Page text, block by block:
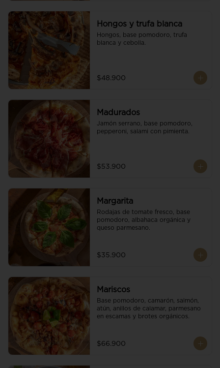
Hongos y trufa blanca
Hongos, base pomodoro, trufa
blanca y cebolla.
$48.900
Madurados
Jamón serrano, base pomodoro,
pepperoni, salami con pimienta.
$53.900
Margarita
Rodajas de tomate fresco, base
pomodoro, albahaca orgánica y
queso parmesano.
$35.900
Mariscos
Base pomodoro, camarón, salmón,
atún, anillos de calamar, parmesano
en escamas y brotes orgánicos.
$66.900